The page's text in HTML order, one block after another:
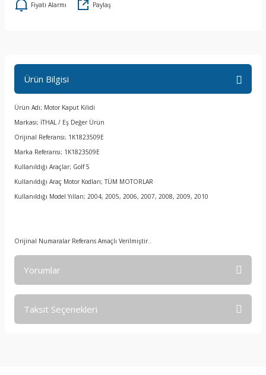
Fiyatı Alarmı Paylaş
Ürün Bilgisi
Ürün Adı; Motor Kaput Kilidi
Markası; İTHAL / Eş Değer Ürün
Orijinal Referansı; 1K1823509E
Marka Referansı; 1K1823509E
Kullanıldığı Araçlar; Golf 5
Kullanıldığı Araç Motor Kodları; TÜM MOTORLAR
Kullanıldığı Model Yılları; 2004, 2005, 2006, 2007, 2008, 2009, 2010
Orijinal Numaralar Referans Amaçlı Verilmiştir..
Yorumlar
Taksit Seçenekleri